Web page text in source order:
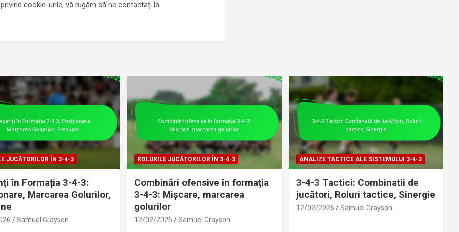
cookie-urile, vă rugăm să ne contactați la
JUCĂTORILOR ÎN 3-4-3
în Formația 3-4-3:
Marcarea Golurilor,
Samuel Grayson
ROLURILE JUCĂTORILOR ÎN 3-4-3
Combinări ofensive în formația
3-4-3: Mișcare, marcarea
golurilor
12/02/2026 Samuel Grayson
ANALIZE TACTICE ALE SISTEMULUI 3-4-3
3-4-3 Tactici: Combinatii de
jucători, Roluri tactice, Sinergie
12/02/2026 Samuel Grayson